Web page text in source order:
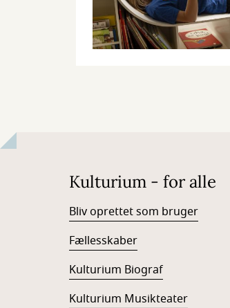
Kulturium - for alle
Bliv oprettet som bruger
Fællesskaber
Kulturium Biograf
Kulturium Musikteater